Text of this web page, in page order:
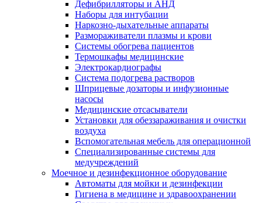
Дефибрилляторы и АНД
Наборы для интубации
Наркозно-дыхательные аппараты
Размораживатели плазмы и крови
Системы обогрева пациентов
Термошкафы медицинские
Электрокардиографы
Cистема подогрева растворов
Шприцевые дозаторы и инфузионные
насосы
Медицинские отсасыватели
Установки для обеззараживания и очистки
воздуха
Вспомогательная мебель для операционной
Специализированные системы для
медучреждений
Моечное и дезинфекционное оборудование
Автоматы для мойки и дезинфекции
Гигиена в медицине и здравоохранении